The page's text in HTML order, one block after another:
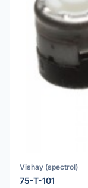
Vishay (spectrol)
75-T-101